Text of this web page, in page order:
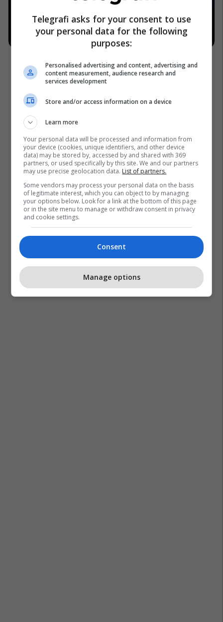
Telegrafi asks for your consent to use
your personal data for the following
purposes:
Personalised advertising and content, advertising and
content measurement, audience research and
services development
Store and/or access information on a device
Learn more
Your personal data will be processed and information from
your device (cookies, unique identifiers, and other device
data) may be stored by, accessed by and shared with 369
partners, or used specifically by this site. We and our partners
may use precise geolocation data. List of partners.
Some vendors may process your personal data on the basis
of legitimate interest, which you can object to by managing
your options below. Look for a link at the bottom of this page
or in the site menu to manage or withdraw consent in privacy
and cookie settings.
Consent
Manage options